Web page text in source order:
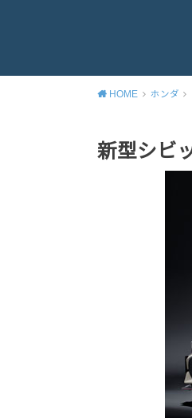
HOME ホンダ
新型シビ